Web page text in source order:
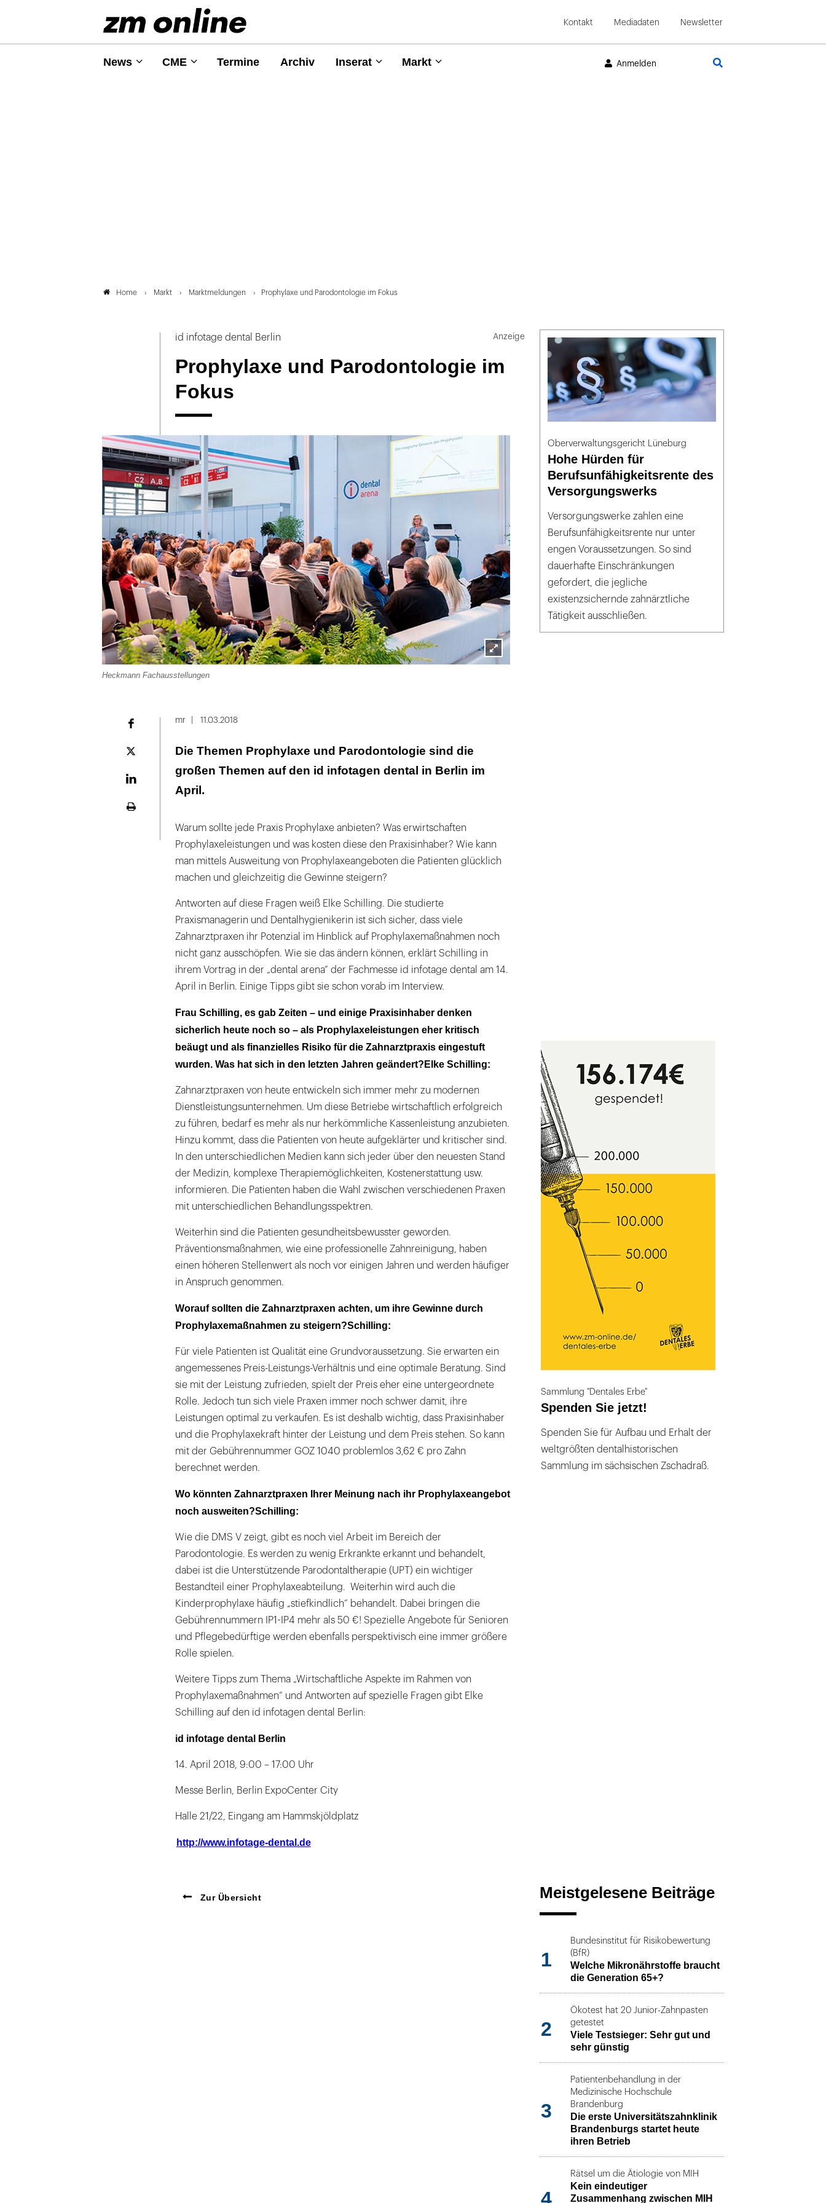
Kontakt Mediadaten Newsletter
News CME Termine Archiv Inserat Markt Anmelden
Home Markt Marktmeldungen Prophylaxe und Parodontologie im Fokus
id infotage dental Berlin
Prophylaxe und Parodontologie im
Fokus
Lightbox
Heckmann Fachausstellungen
Plattform
mr 11.03.2018
Die Themen Prophylaxe und Parodontologie sind die
großen Themen auf den id infotagen dental in Berlin im
April.
Warum sollte jede Praxis Prophylaxe anbieten? Was erwirtschaften
Prophylaxeleistungen und was kosten diese den Praxisinhaber? Wie kann
man mittels Ausweitung von Prophylaxeangeboten die Patienten glücklich
machen und gleichzeitig die Gewinne steigern?
Antworten auf diese Fragen weiß Elke Schilling. Die studierte
Praxismanagerin und Dentalhygienikerin ist sich sicher, dass viele
Zahnarztpraxen ihr Potenzial im Hinblick auf Prophylaxemaßnahmen noch
nicht ganz ausschöpfen. Wie sie das ändern können, erklärt Schilling in
ihrem Vortrag in der „dental arena“ der Fachmesse id infotage dental am 14.
April in Berlin. Einige Tipps gibt sie schon vorab im Interview.
Frau Schilling, es gab Zeiten – und einige Praxisinhaber denken
sicherlich heute noch so – als Prophylaxeleistungen eher kritisch
beäugt und als finanzielles Risiko für die Zahnarztpraxis eingestuft
wurden. Was hat sich in den letzten Jahren geändert?Elke Schilling:
Zahnarztpraxen von heute entwickeln sich immer mehr zu modernen
Dienstleistungsunternehmen. Um diese Betriebe wirtschaftlich erfolgreich
zu führen, bedarf es mehr als nur herkömmliche Kassenleistung anzubieten.
Hinzu kommt, dass die Patienten von heute aufgeklärter und kritischer sind.
In den unterschiedlichen Medien kann sich jeder über den neuesten Stand
der Medizin, komplexe Therapiemöglichkeiten, Kostenerstattung usw.
informieren. Die Patienten haben die Wahl zwischen verschiedenen Praxen
mit unterschiedlichen Behandlungsspektren.
Weiterhin sind die Patienten gesundheitsbewusster geworden.
Präventionsmaßnahmen, wie eine professionelle Zahnreinigung, haben
einen höheren Stellenwert als noch vor einigen Jahren und werden häufiger
in Anspruch genommen.
Worauf sollten die Zahnarztpraxen achten, um ihre Gewinne durch
Prophylaxemaßnahmen zu steigern?Schilling:
Für viele Patienten ist Qualität eine Grundvoraussetzung. Sie erwarten ein
angemessenes Preis-Leistungs-Verhältnis und eine optimale Beratung. Sind
sie mit der Leistung zufrieden, spielt der Preis eher eine untergeordnete
Rolle. Jedoch tun sich viele Praxen immer noch schwer damit, ihre
Leistungen optimal zu verkaufen. Es ist deshalb wichtig, dass Praxisinhaber
und die Prophylaxekraft hinter der Leistung und dem Preis stehen. So kann
mit der Gebührennummer GOZ 1040 problemlos 3,62 € pro Zahn
berechnet werden.
Wo könnten Zahnarztpraxen Ihrer Meinung nach ihr Prophylaxeangebot
noch ausweiten?Schilling:
Wie die DMS V zeigt, gibt es noch viel Arbeit im Bereich der
Parodontologie. Es werden zu wenig Erkrankte erkannt und behandelt,
dabei ist die Unterstützende Parodontaltherapie (UPT) ein wichtiger
Bestandteil einer Prophylaxeabteilung. Weiterhin wird auch die
Kinderprophylaxe häufig „stiefkindlich“ behandelt. Dabei bringen die
Gebührennummern IP1-IP4 mehr als 50 €! Spezielle Angebote für Senioren
und Pflegebedürftige werden ebenfalls perspektivisch eine immer größere
Rolle spielen.
Weitere Tipps zum Thema „Wirtschaftliche Aspekte im Rahmen von
Prophylaxemaßnahmen“ und Antworten auf spezielle Fragen gibt Elke
Schilling auf den id infotagen dental Berlin:
id infotage dental Berlin
14. April 2018, 9:00 – 17:00 Uhr
Messe Berlin, Berlin ExpoCenter City
Halle 21/22, Eingang am Hammskjöldplatz
http://www.infotage-dental.de
Zur Übersicht
Oberverwaltungsgericht Lüneburg
Hohe Hürden für
Berufsunfähigkeitsrente des
Versorgungswerks
Versorgungswerke zahlen eine
Berufsunfähigkeitsrente nur unter
engen Voraussetzungen. So sind
dauerhafte Einschränkungen
gefordert, die jegliche
existenzsichernde zahnärztliche
Tätigkeit ausschließen.
Sammlung "Dentales Erbe"
Spenden Sie jetzt!
Spenden Sie für Aufbau und Erhalt der
weltgrößten dentalhistorischen
Sammlung im sächsischen Zschadraß.
Meistgelesene Beiträge
1
Bundesinstitut für Risikobewertung
(BfR)
Welche Mikronährstoffe braucht
die Generation 65+?
2
Ökotest hat 20 Junior-Zahnpasten
getestet
Viele Testsieger: Sehr gut und
sehr günstig
3
Patientenbehandlung in der
Medizinische Hochschule
Brandenburg
Die erste Universitätszahnklinik
Brandenburgs startet heute
ihren Betrieb
4
Rätsel um die Ätiologie von MIH
Kein eindeutiger
Zusammenhang zwischen MIH